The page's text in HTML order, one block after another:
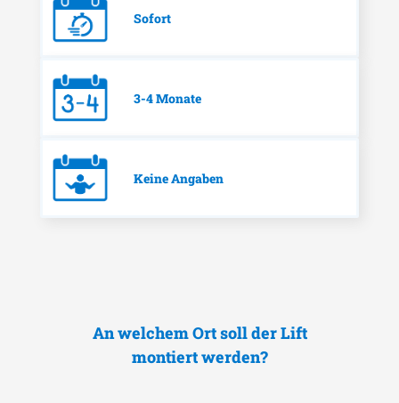
Sofort
3-4 Monate
Keine Angaben
An welchem Ort soll der Lift
montiert werden?